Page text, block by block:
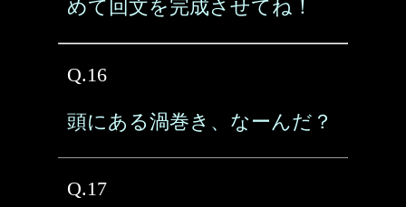
めて回文を完成させてね！
Q.16
頭にある渦巻き、なーんだ？
Q.17